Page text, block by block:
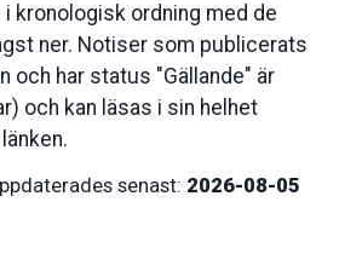
kronologisk ordning med de
ner. Notiser som publicerats
och har status "Gällande" är
och kan läsas i sin helhet
senast: 2026-08-05